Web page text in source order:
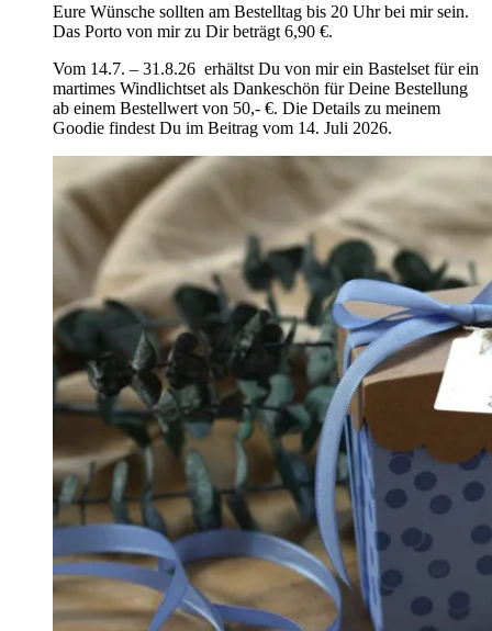
Eure Wünsche sollten am Bestelltag bis 20 Uhr bei mir sein.
Das Porto von mir zu Dir beträgt 6,90 €.
Vom 14.7. – 31.8.26 erhältst Du von mir ein Bastelset für ein
martimes Windlichtset als Dankeschön für Deine Bestellung
ab einem Bestellwert von 50,- €. Die Details zu meinem
Goodie findest Du im Beitrag vom 14. Juli 2026.